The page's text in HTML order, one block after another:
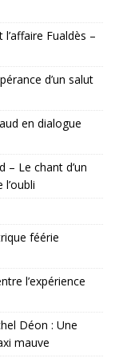
Fualdès –
d’un salut
en dialogue
– Le chant d’un
féérie
l’expérience
Déon : Une
mauve